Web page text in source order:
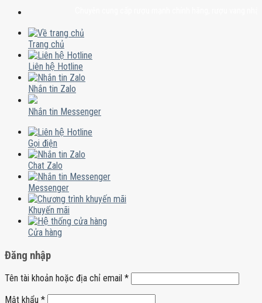
Trang chủ
Liên hệ Hotline
Nhắn tin Zalo
Nhắn tin Messenger
Gọi điện
Chat Zalo
Messenger
Khuyến mãi
Cửa hàng
Đăng nhập
Tên tài khoản hoặc địa chỉ email *
Mật khẩu *